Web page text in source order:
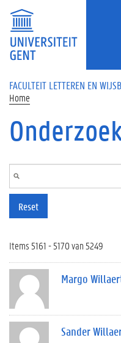
Overslaan en naar de inhoud gaan
FACULTEIT LETTEREN EN
Home
Reset
Items 5161 - 5170 van 5249
Margo
Sander